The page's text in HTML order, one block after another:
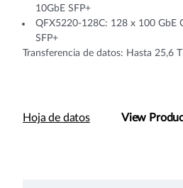
10GbE SFP+
QFX5220-128C: 128 x 100 GbE
SFP+
Transferencia de datos: Hasta 25,6
Hoja de datos View